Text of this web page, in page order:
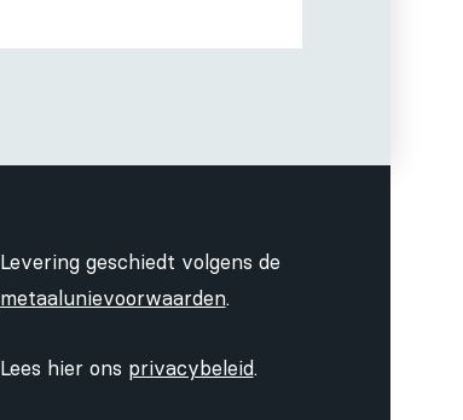
Levering geschiedt volgens de
metaalunievoorwaarden.
Lees hier ons privacybeleid.